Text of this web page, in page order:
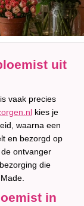
uit
vaak precies
kies je
waarna een
en bezorgd op
ontvanger
die
in